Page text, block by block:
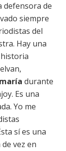
defensora de
siempre
del
Hay una
durante
Es una
Yo me
sí es una
vez en